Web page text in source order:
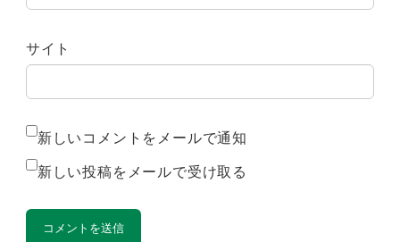
サイト
新しいコメントをメールで通知
新しい投稿をメールで受け取る